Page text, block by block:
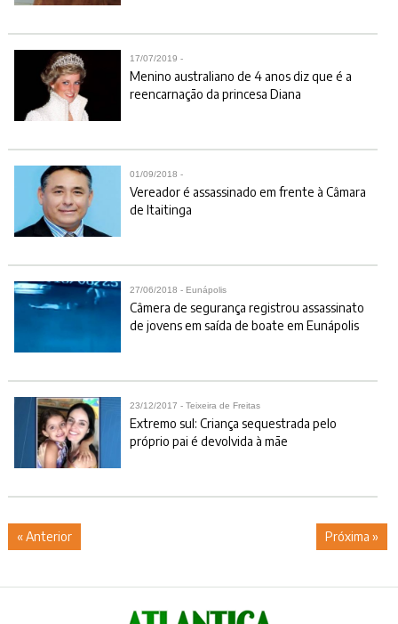
17/07/2019 -
Menino australiano de 4 anos diz que é a
reencarnação da princesa Diana
01/09/2018 -
Vereador é assassinado em frente à Câmara
de Itaitinga
27/06/2018 - Eunápolis
Câmera de segurança registrou assassinato
de jovens em saída de boate em Eunápolis
23/12/2017 - Teixeira de Freitas
Extremo sul: Criança sequestrada pelo
próprio pai é devolvida à mãe
« Anterior Próxima »